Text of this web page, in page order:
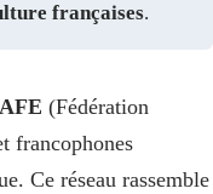
françaises.
(Fédération
francophones
Ce réseau rassemble